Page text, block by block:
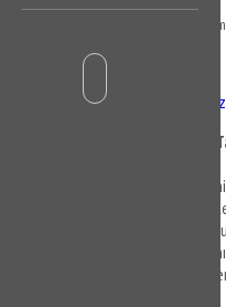
287
İçindekiler
Bahçeşehir Gömme
Bahçeşehir Gömme Klozet
Bahçeşehir gömme klozet
tamir işlemleri ile
karşılaşırsanız veya
profesyonel bir sıhhi
Unutmayın, erken müdahale,